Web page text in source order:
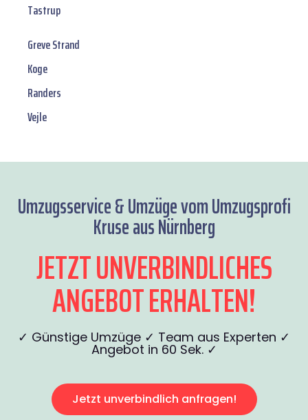
Tastrup
Greve Strand
Koge
Randers
Vejle
Umzugsservice & Umzüge vom Umzugsprofi
Kruse aus Nürnberg
JETZT UNVERBINDLICHES
ANGEBOT ERHALTEN!
✓ Günstige Umzüge ✓ Team aus Experten ✓
Angebot in 60 Sek. ✓
Jetzt unverbindlich anfragen!